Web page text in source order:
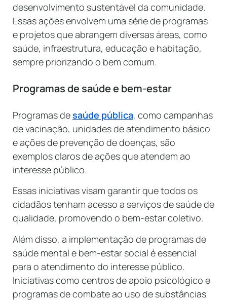
desenvolvimento sustentável da comunidade.
Essas ações envolvem uma série de programas
e projetos que abrangem diversas áreas, como
saúde, infraestrutura, educação e habitação,
sempre priorizando o bem comum.
Programas de saúde e bem-estar
Programas desaúde pública, como campanhas
de vacinação, unidades de atendimento básico
e ações de prevenção de doenças, são
exemplos claros de ações que atendem ao
interesse público.
Essas iniciativas visam garantir que todos os
cidadãos tenham acesso a serviços de saúde de
qualidade, promovendo o bem-estar coletivo.
Além disso, a implementação de programas de
saúde mental e bem-estar social é essencial
para o atendimento do interesse público.
Iniciativas como centros de apoio psicológico e
programas de combate ao uso de substâncias